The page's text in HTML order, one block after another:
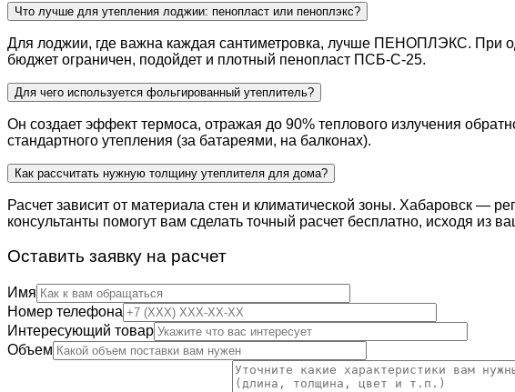
Что лучше для утепления лоджии: пенопласт или пеноплэкс?
Для лоджии, где важна каждая сантиметровка, лучше ПЕНОПЛЭКС. При
бюджет ограничен, подойдет и плотный пенопласт ПСБ-С-25.
Для чего используется фольгированный утеплитель?
Он создает эффект термоса, отражая до 90% теплового излучения
стандартного утепления (за батареями, на балконах).
Как рассчитать нужную толщину утеплителя для дома?
Расчет зависит от материала стен и климатической зоны. Хабаровск —
консультанты помогут вам сделать точный расчет бесплатно, исходя из
Оставить заявку на расчет
Имя
Номер телефона
Интересующий товар
Объем